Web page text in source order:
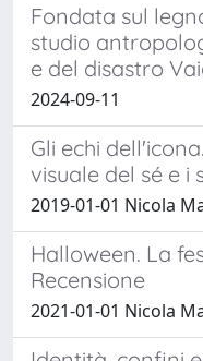
Fondata sul
studio
e del disastro
2024-09-11
Gli echi
visuale del sé e i
2019-01-01 Nicola
Halloween. La
Recensione
2021-01-01 Nicola